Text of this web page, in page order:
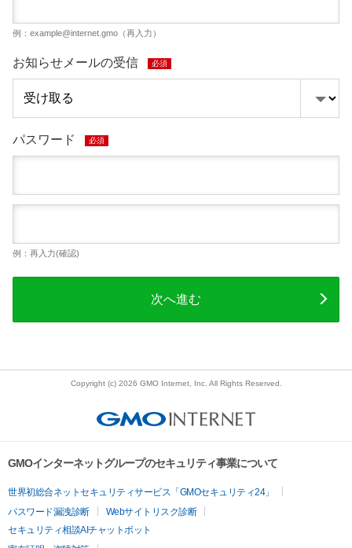
例： example@internet.gmo （再入力）
お知らせメールの受信 必須
パスワード 必須
例：再入力(確認)
次へ進む
Copyright (c) 2026 GMO Internet, Inc. All Rights Reserved.
GMOインターネットグループのセキュリティ事業について
世界初総合ネットセキュリティサービス「GMOセキュリティ24」
パスワード漏洩診断
Webサイトリスク診断
セキュリティ相談AIチャットボット